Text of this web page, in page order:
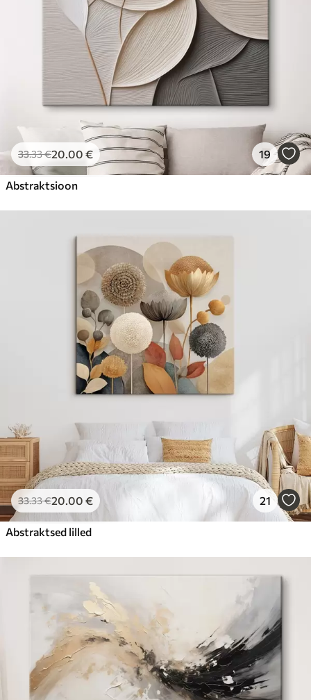
33.33€20.00 € 19
Abstraktsioon
33.33€20.00 € 21
Abstraktsed lilled